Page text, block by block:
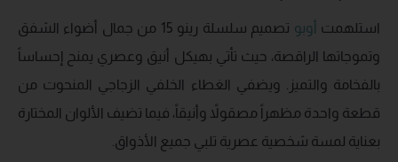
استلهمت أوبو
تصميم سلسلة رينو 15 من جمال أضواء الشفق
وتموجاتها الراقصة، حيث تأتي بهيكل أنيق وعصري يمنح إحساساً
بالفخامة والتميز. ويضفي الغطاء الخلفي الزجاجي المنحوت من
قطعة واحدة مظهراً مصقولاً وأنيقاً، فيما تضيف الألوان المختارة
بعناية لمسة شخصية عصرية تلبي جميع الأذواق.